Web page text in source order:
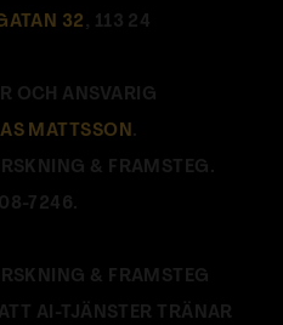
32 , 113 24
OCH ANSVARIG
MATTSSON .
& FRAMSTEG.
7246.
& FRAMSTEG
AI-TJÄNSTER TRÄNAR